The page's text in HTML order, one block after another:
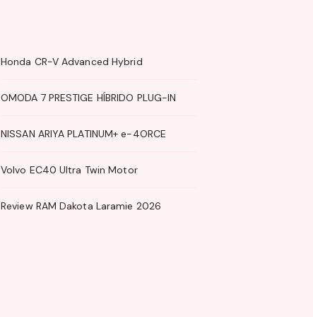
Honda CR-V Advanced Hybrid
OMODA 7 PRESTIGE HÍBRIDO PLUG-IN
NISSAN ARIYA PLATINUM+ e-4ORCE
Volvo EC40 Ultra Twin Motor
Review RAM Dakota Laramie 2026